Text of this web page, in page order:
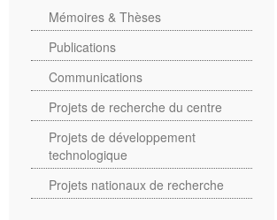
Mémoires & Thèses
Publications
Communications
Projets de recherche du centre
Projets de développement
technologique
Projets nationaux de recherche